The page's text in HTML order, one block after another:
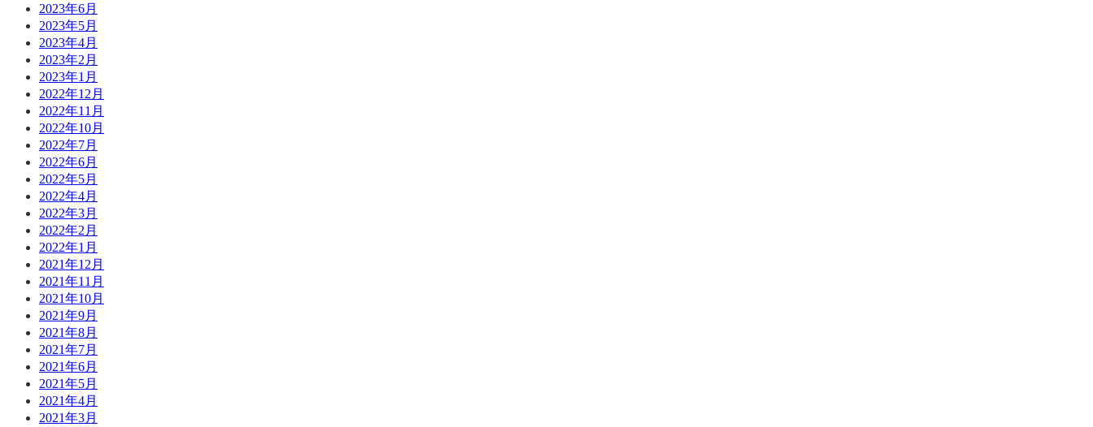
2023年6月
2023年5月
2023年4月
2023年2月
2023年1月
2022年12月
2022年11月
2022年10月
2022年7月
2022年6月
2022年5月
2022年4月
2022年3月
2022年2月
2022年1月
2021年12月
2021年11月
2021年10月
2021年9月
2021年8月
2021年7月
2021年6月
2021年5月
2021年4月
2021年3月